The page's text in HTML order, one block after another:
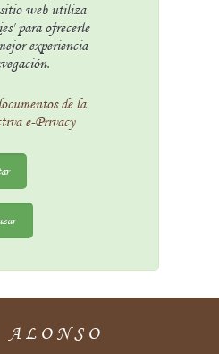
web utiliza
para ofrecerle
experiencia
de la
e-Privacy